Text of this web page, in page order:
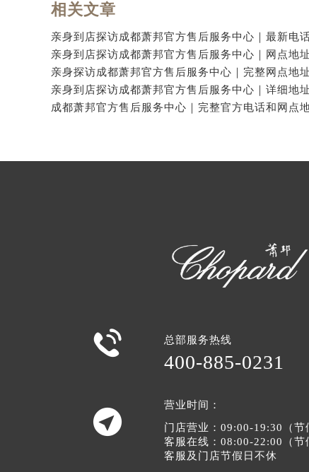
相关文章
 总部服务热线
400-885-0231

营业时间：
门店营业：09:00-19:30（节
客服在线：08:00-22:00（节
客服及门店节假日不休